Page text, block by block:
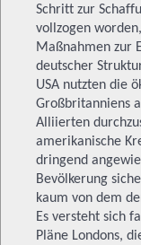
Schritt zur
vollzogen
Maßnahmen zur
deutscher
USA nutzten die
Großbritanniens
Alliierten
amerikanische
dringend
Bevölkerung
kaum von dem
Es versteht sich
Pläne Londons,